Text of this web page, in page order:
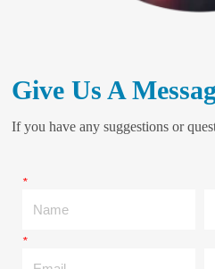
Give Us A
If you have any suggestions or
*Name
*Email